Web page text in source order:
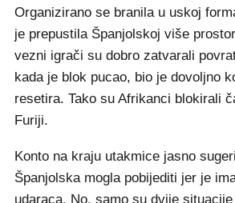
Organizirano se branila u uskoj
je prepustila Španjolskoj više
vezni igrači su dobro zatvarali
kada je blok pucao, bio je dovoljno
resetira. Tako su Afrikanci blokirali
Furiji.
Konto na kraju utakmice jasno
Španjolska mogla pobijediti jer je
udaraca. No, samo su dvije